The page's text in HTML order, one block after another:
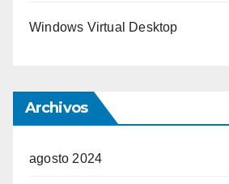
Windows Virtual Desktop
Archivos
agosto 2024